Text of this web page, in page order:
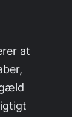
at